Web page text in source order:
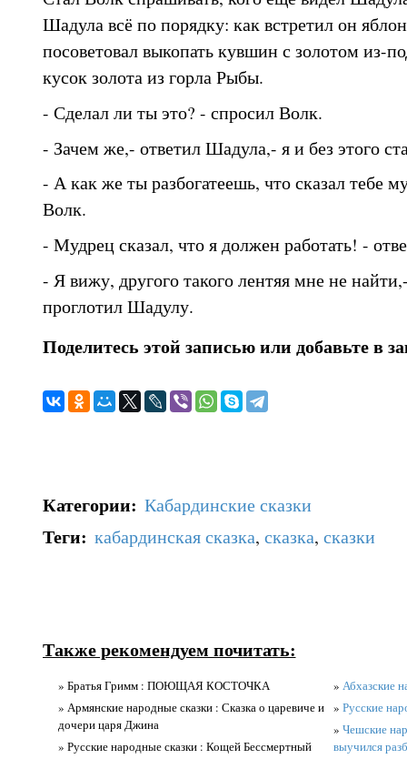
Шадула всё по порядку: как встретил он
посоветовал выкопать кувшин с золотом из-
кусок золота из горла Рыбы.
- Сделал ли ты это? - спросил Волк.
- Зачем же,- ответил Шадула,- я и без этого
- А как же ты разбогатеешь, что сказал тебе
Волк.
- Мудрец сказал, что я должен работать! -
- Я вижу, другого такого лентяя мне не
проглотил Шадулу.
Поделитесь этой записью или добавьте в
Категории: Кабардинские сказки
Теги: кабардинская сказка, сказка, сказки
Также рекомендуем почитать:
» Братья Гримм : ПОЮЩАЯ КОСТОЧКА
» Армянские народные сказки : Сказка о царевиче и
дочери царя Джина
» Русские народные сказки : Кощей Бессмертный
» Абхазские
» Русские
» Чешские
выучился